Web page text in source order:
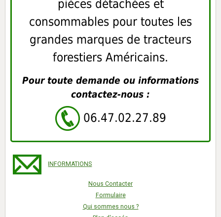
pièces détachées et
consommables pour toutes les
grandes marques de tracteurs
forestiers Américains.
Pour toute demande ou informations
contactez-nous :
06.47.02.27.89
INFORMATIONS
Nous Contacter
Formulaire
Qui sommes nous ?